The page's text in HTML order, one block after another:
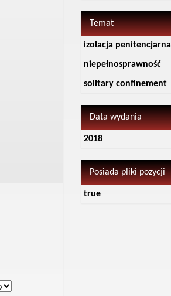
Temat
izolacja penitencjarna
niepełnosprawność
solitary confinement
Data wydania
2018
Posiada pliki pozycji
true